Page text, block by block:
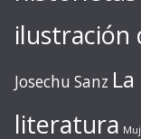
ilustración
Josechu Sanz
literatura